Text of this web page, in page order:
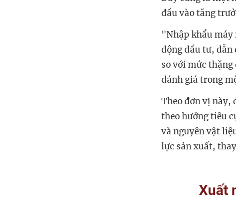
đầu vào tăng
"Nhập khẩu máy
động đầu tư, dẫn
so với mức thặng
đánh giá trong
Theo đơn vị này,
theo hướng tiêu
và nguyên vật
lực sản xuất,
Xuất